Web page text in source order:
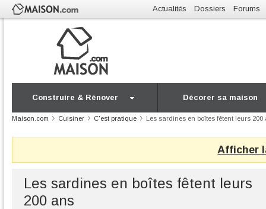
Actualités Dossiers Forums
Construire & Rénover Décorer sa maison
Maison.com Cuisiner C'est pratique Les sardines en boîtes fêtent leurs 200
Afficher
Les sardines en boîtes fêtent leurs
200 ans